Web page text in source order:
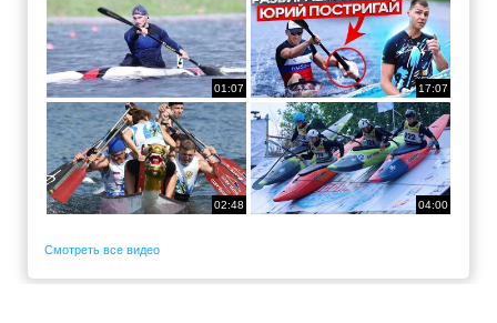
01:07 17:07
02:48 04:00
Смотреть все видео